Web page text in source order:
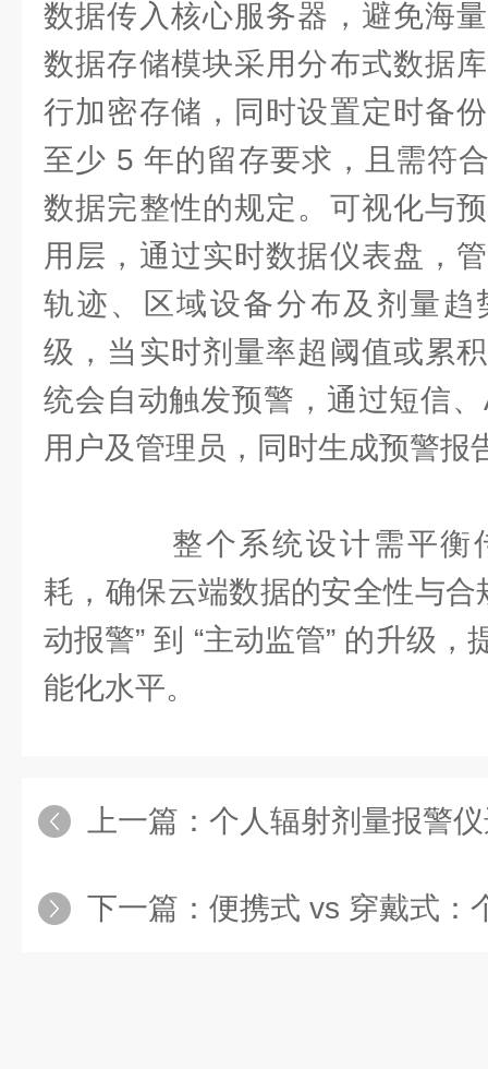
数据传入核心服务器，避免海
数据存储模块采用分布式数据
行加密存储，同时设置定时备
至少 5 年的留存要求，且需符
数据完整性的规定。可视化与
用层，通过实时数据仪表盘，
轨迹、区域设备分布及剂量趋
级，当实时剂量率超阈值或累
统会自动触发预警，通过短信
用户及管理员，同时生成预警报
整个系统设计需平衡
耗，确保云端数据的安全性与合
动报警” 到 “主动监管” 的升级
能化水平。
上一篇： 个人辐射剂量报警
下一篇： 便携式 vs 穿戴式：个人辐射剂量报